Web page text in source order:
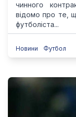
чинного
відомо про те,
футболіста...
Новини Футбол